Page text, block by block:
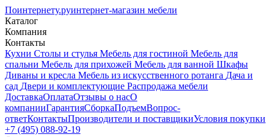
Поинтернету.руинтернет-магазин мебели
Каталог
Компания
Контакты
Кухни Столы и стулья Мебель для гостиной Мебель для
спальни Мебель для прихожей Мебель для ванной Шкафы
Диваны и кресла Мебель из искусственного ротанга Дача и
сад Двери и комплектующие Распродажа мебели
ДоставкаОплатаОтзывы о насО
компанииГарантияСборкаПодъемВопрос-
ответКонтактыПроизводители и поставщикиУсловия покупки
+7 (495) 088-92-19